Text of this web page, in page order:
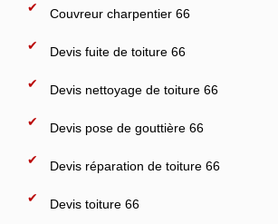
Couvreur charpentier 66
Devis fuite de toiture 66
Devis nettoyage de toiture 66
Devis pose de gouttière 66
Devis réparation de toiture 66
Devis toiture 66